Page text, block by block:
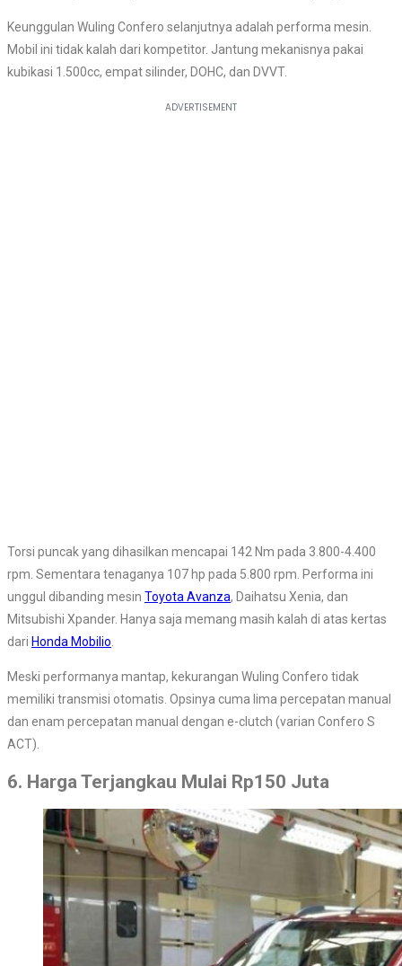
Keunggulan Wuling Confero selanjutnya adalah performa mesin.
Mobil ini tidak kalah dari kompetitor. Jantung mekanisnya pakai
kubikasi 1.500cc, empat silinder, DOHC, dan DVVT.
Torsi puncak yang dihasilkan mencapai 142 Nm pada 3.800-4.400
rpm. Sementara tenaganya 107 hp pada 5.800 rpm. Performa ini
unggul dibanding mesin Toyota Avanza, Daihatsu Xenia, dan
Mitsubishi Xpander. Hanya saja memang masih kalah di atas kertas
dari Honda Mobilio
Meski performanya mantap, kekurangan Wuling Confero tidak
memiliki transmisi otomatis. Opsinya cuma lima percepatan manual
dan enam percepatan manual dengan e-clutch (varian Confero S
ACT).
6. Harga Terjangkau Mulai Rp150 Juta